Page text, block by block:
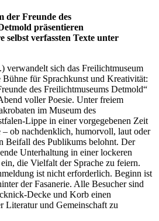
der Freunde des
präsentieren
selbst verfassten Texte unter
verwandelt sich das Freilichtmuseum
für Sprachkunst und Kreativität:
des Freilichtmuseums Detmold“
voller Poesie. Unter freiem
im Museum des
Lippe in einer vorgegebenen Zeit
– ob nachdenklich, humorvoll, laut oder
Beifall des Publikums belohnt. Der
Unterhaltung in einer lockeren
die Vielfalt der Sprache zu feiern.
ist nicht erforderlich. Beginn ist
der Fasanerie. Alle Besucher sind
Decke und Korb einen
Literatur und Gemeinschaft zu